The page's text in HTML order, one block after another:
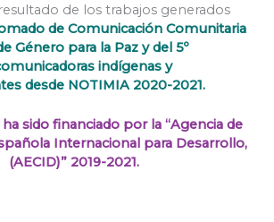
de los trabajos generados
de Comunicación Comunitaria
Género para la Paz y del 5º
indígenas y
desde NOTIMIA 2020-2021.
sido financiado por la “Agencia de
Internacional para Desarrollo,
(AECID)” 2019-2021.